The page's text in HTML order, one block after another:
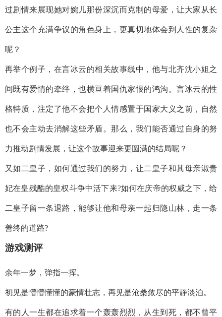
过剧情来展现她对婉儿那份深沉而克制的母爱，让大家从长
公主这个充满争议的角色身上，更真切地体会到人性的复杂
呢？
再举个例子，在言冰云的相关故事线中，他与北齐沈小姐之
间既有爱情的牵绊，也横亘着国仇家恨的鸿沟。言冰云的性
格特质，注定了他不会把个人情感置于国家大义之前，自然
也不会主动去消解这些矛盾。那么，我们能否通过自身的努
力推动剧情发展，让这个故事迎来更圆满的结局呢？
又如二皇子，如何通过我们的努力，让二皇子和其母亲淑贵
妃在皇残酷的皇权斗争中活下来?如何在庆帝的权威之下，给
二皇子留一条退路，能够让他和母亲一起归隐山林，走一条
善终的道路?
游戏测评
余年一梦，弹指一挥。
初见是懵懵懂懂的豪情壮志，再见是沧桑敛尽的平静淡泊。
有的人一生都在追求着一个轰轰烈烈，从生到死，都不曾平